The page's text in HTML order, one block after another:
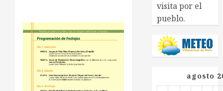
visita por el
pueblo.
agosto